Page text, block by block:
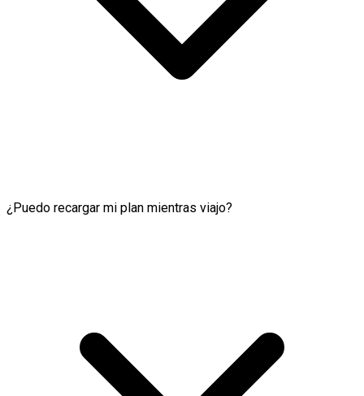
¿Puedo recargar mi plan mientras viajo?